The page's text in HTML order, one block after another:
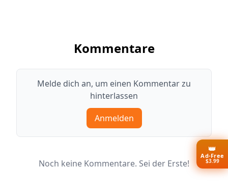
Kommentare
Melde dich an, um einen Kommentar zu
hinterlassen
Anmelden
Noch keine Kommentare. Sei der Erste!
👑
Ad-Free
$3.99